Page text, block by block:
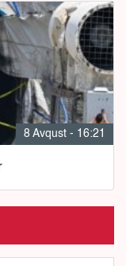
8 Avqust - 16:21